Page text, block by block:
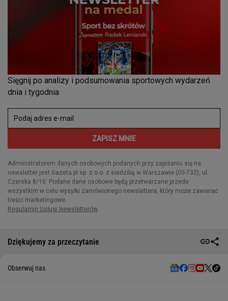
Dziękujemy za przeczytanie
Obserwuj nas